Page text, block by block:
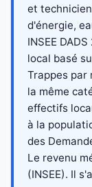
et
d'énergie,
INSEE
local basé
Trappes par
la même
effectifs
à la
des
Le revenu
(INSEE). Il